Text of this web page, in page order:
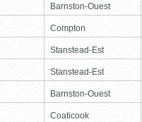
Barnston-Ouest
Compton
Stanstead-Est
Stanstead-Est
Barnston-Ouest
Coaticook